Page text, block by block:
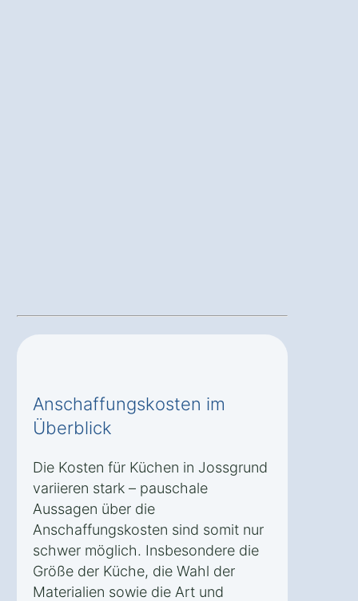
Anschaffungskosten im
Überblick
Die Kosten für Küchen in Jossgrund
variieren stark – pauschale
Aussagen über die
Anschaffungskosten sind somit nur
schwer möglich. Insbesondere die
Größe der Küche, die Wahl der
Materialien sowie die Art und